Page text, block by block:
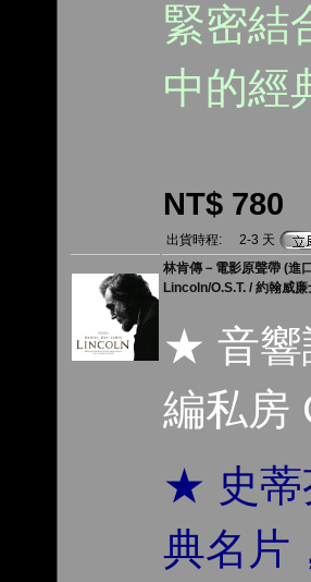
緊密結
中的經
NT$ 780
出貨時程:
2-3 天
林肯傳－電影原聲帶 (進
Lincoln/O.S.T. / 約翰威
★ 音響
編私房
★ 史蒂
典名片